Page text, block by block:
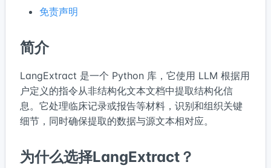
免责声明
简介
LangExtract 是一个 Python 库，它使用 LLM 根据用
户定义的指令从非结构化文本文档中提取结构化信
息。它处理临床记录或报告等材料，识别和组织关键
细节，同时确保提取的数据与源文本相对应。
为什么选择LangExtract？